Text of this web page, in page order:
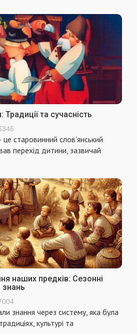
та сучасність
старовинний слов'янський
перехід дитини, зазвичай
наших предків: Сезонні
знань
знання через систему, яка була
культурі та